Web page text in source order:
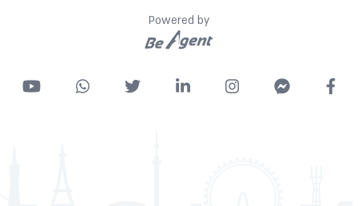
Powered by